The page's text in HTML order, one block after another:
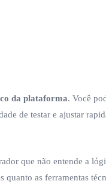
da plataforma. Você
de testar e ajustar
que não entende a
quanto as ferramentas